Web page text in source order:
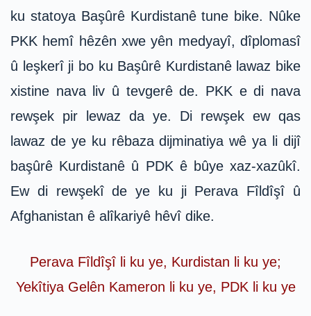
ku statoya Başûrê Kurdistanê tune bike. Nûke
PKK hemî hêzên xwe yên medyayî, dîplomasî
û leşkerî ji bo ku Başûrê Kurdistanê lawaz bike
xistine nava liv û tevgerê de. PKK e di nava
rewşek pir lewaz da ye. Di rewşek ew qas
lawaz de ye ku rêbaza dijminatiya wê ya li dijî
başûrê Kurdistanê û PDK ê bûye xaz-xazûkî.
Ew di rewşekî de ye ku ji Perava Fîldîşî û
Afghanistan ê alîkariyê hêvî dike.
Perava Fîldîşî li ku ye, Kurdistan li ku ye;
Yekîtiya Gelên Kameron li ku ye, PDK li ku ye